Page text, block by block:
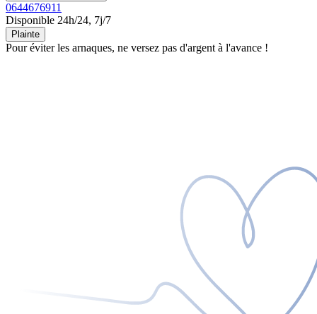
0644676911
Disponible 24h/24, 7j/7
Plainte
Pour éviter les arnaques, ne versez pas d'argent à l'avance !